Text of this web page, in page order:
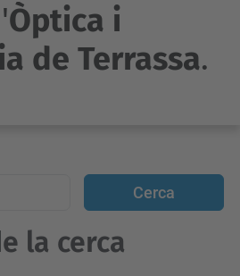
Òptica i
de Terrassa.
la cerca